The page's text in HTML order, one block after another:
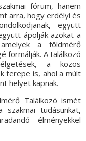
fórum, hanem
arra, hogy erdélyi és
együtt
ápolják azokat a
a földmérő
formálják. A találkozó
a közös
terepe is, ahol a múlt
helyet kapnak.
Találkozó ismét
szakmai tudásunkat,
élményekkel